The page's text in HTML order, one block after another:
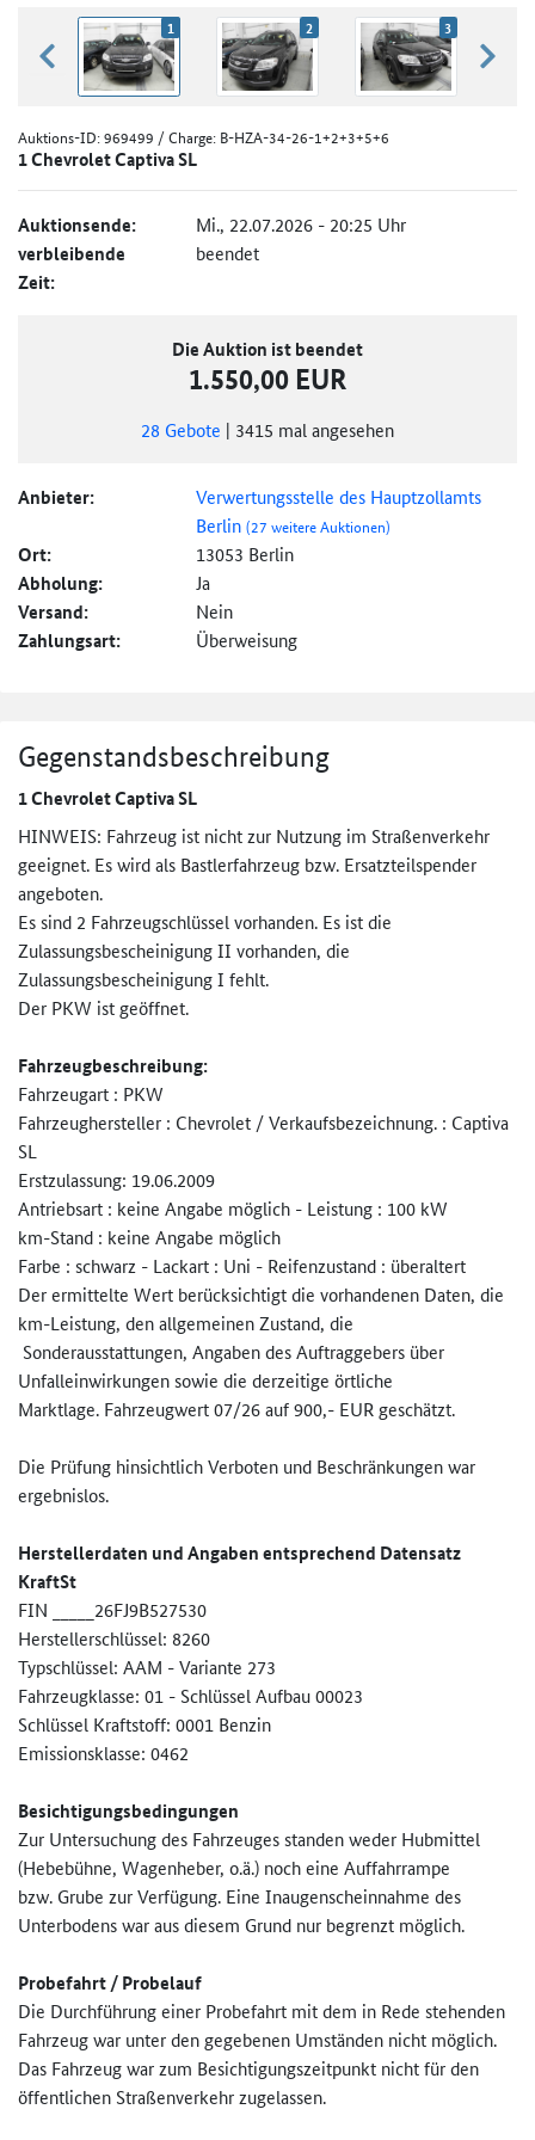
zurück blättern
1 2 3
Auktions-ID:969499 / Charge: B-HZA-34-26-1+2+3+5+6
1 Chevrolet Captiva SL
Auktionsende: Mi., 22.07.2026 - 20:25 Uhr
verbleibende
Zeit:
beendet
Die Auktion ist beendet
1.550,00 EUR
28 Gebote | 3415 mal angesehen
Anbieter:
Verwertungsstelle des Hauptzollamts
Berlin(27 weitere Auktionen)
Ort: 13053 Berlin
Abholung: Ja
Versand: Nein
Zahlungsart: Überweisung
Gegenstandsbeschreibung
1 Chevrolet Captiva SL
HINWEIS: Fahrzeug ist nicht zur Nutzung im Straßenverkehr
geeignet. Es wird als Bastlerfahrzeug bzw. Ersatzteilspender
angeboten.
Es sind 2 Fahrzeugschlüssel vorhanden. Es ist die
Zulassungsbescheinigung II vorhanden, die
Zulassungsbescheinigung I fehlt.
Der PKW ist geöffnet.
Fahrzeugbeschreibung:
Fahrzeugart : PKW
Fahrzeughersteller : Chevrolet / Verkaufsbezeichnung. : Captiva
SL
Erstzulassung: 19.06.2009
Antriebsart : keine Angabe möglich - Leistung : 100 kW
km-Stand : keine Angabe möglich
Farbe : schwarz - Lackart : Uni - Reifenzustand : überaltert
Der ermittelte Wert berücksichtigt die vorhandenen Daten, die
km-Leistung, den allgemeinen Zustand, die
Sonderausstattungen, Angaben des Auftraggebers über
Unfalleinwirkungen sowie die derzeitige örtliche
Marktlage. Fahrzeugwert 07/26 auf 900,- EUR geschätzt.
Die Prüfung hinsichtlich Verboten und Beschränkungen war
ergebnislos.
Herstellerdaten und Angaben entsprechend Datensatz
KraftSt
FIN _____26FJ9B527530
Herstellerschlüssel: 8260
Typschlüssel: AAM - Variante 273
Fahrzeugklasse: 01 - Schlüssel Aufbau 00023
Schlüssel Kraftstoff: 0001 Benzin
Emissionsklasse: 0462
Besichtigungsbedingungen
Zur Untersuchung des Fahrzeuges standen weder Hubmittel
(Hebebühne, Wagenheber, o.ä.) noch eine Auffahrrampe
bzw. Grube zur Verfügung. Eine Inaugenscheinnahme des
Unterbodens war aus diesem Grund nur begrenzt möglich.
Probefahrt / Probelauf
Die Durchführung einer Probefahrt mit dem in Rede stehenden
Fahrzeug war unter den gegebenen Umständen nicht möglich.
Das Fahrzeug war zum Besichtigungszeitpunkt nicht für den
öffentlichen Straßenverkehr zugelassen.